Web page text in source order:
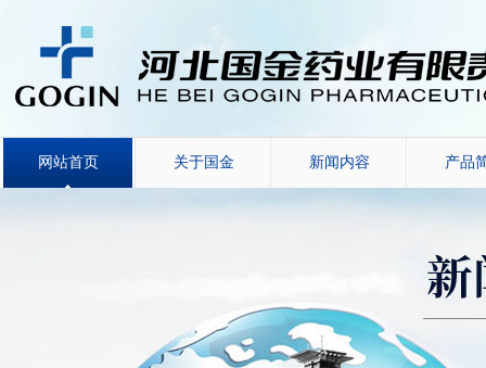
网站首页 关于国金 新闻内容 产品